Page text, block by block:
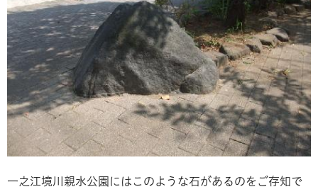
一之江境川親水公園にはこのような石があるのをご存知で